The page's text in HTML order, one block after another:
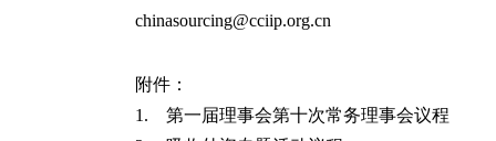
chinasourcing@cciip.org.cn
附件：
1. 第一届理事会第十次常务理事会议程